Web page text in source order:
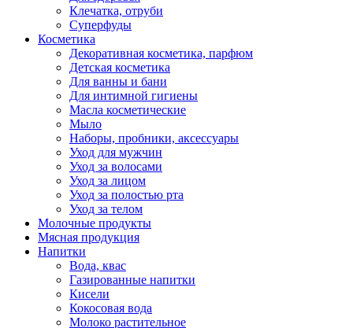
Клечатка, отруби
Суперфуды
Косметика
Декоративная косметика, парфюм
Детская косметика
Для ванны и бани
Для интимной гигиены
Масла косметические
Мыло
Наборы, пробники, аксессуары
Уход для мужчин
Уход за волосами
Уход за лицом
Уход за полостью рта
Уход за телом
Молочные продукты
Мясная продукция
Напитки
Вода, квас
Газированные напитки
Кисели
Кокосовая вода
Молоко растительное